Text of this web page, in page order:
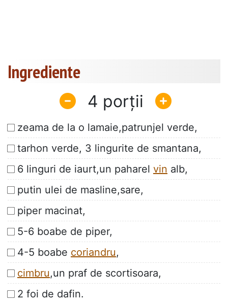
Ingrediente
4
zeama de la o lamaie,patrunjel verde,
tarhon verde, 3 lingurite de smantana,
6 linguri de iaurt,un paharel vin alb,
putin ulei de masline,sare,
piper macinat,
5-6 boabe de piper,
4-5 boabe coriandru,
cimbru,un praf de scortisoara,
2 foi de dafin.